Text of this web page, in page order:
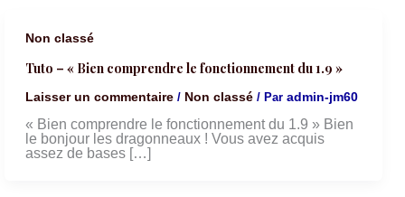
Non classé
Tuto – « Bien comprendre le fonctionnement du 1.9 »
Laisser un commentaire / Non classé/ Par admin-jm60
« Bien comprendre le fonctionnement du 1.9 » Bien
le bonjour les dragonneaux ! Vous avez acquis
assez de bases […]